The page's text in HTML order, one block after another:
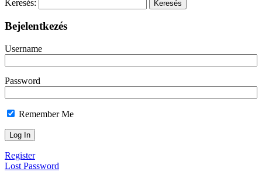
Keresés:
Bejelentkezés
Username
Password
Remember Me
Register
Lost Password